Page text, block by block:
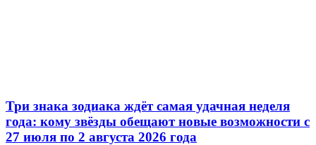
Три знака зодиака ждёт самая удачная неделя
года: кому звёзды обещают новые возможности с
27 июля по 2 августа 2026 года